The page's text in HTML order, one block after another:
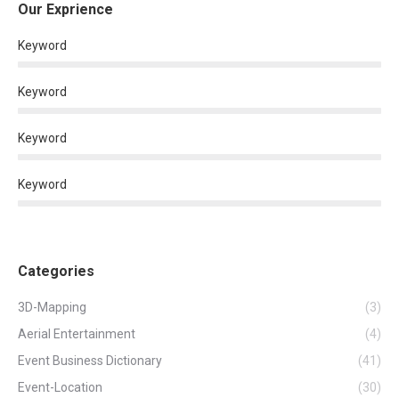
Our Exprience
Keyword
Keyword
Keyword
Keyword
Categories
3D-Mapping
(3)
Aerial Entertainment
(4)
Event Business Dictionary
(41)
Event-Location
(30)